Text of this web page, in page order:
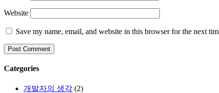
Website
Save my name, email, and website in this browser for the next
Categories
개발자의 생각 (2)